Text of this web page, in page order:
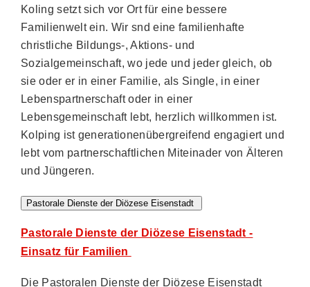
Koling setzt sich vor Ort für eine bessere
Familienwelt ein. Wir snd eine familienhafte
christliche Bildungs-, Aktions- und
Sozialgemeinschaft, wo jede und jeder gleich, ob
sie oder er in einer Familie, als Single, in einer
Lebenspartnerschaft oder in einer
Lebensgemeinschaft lebt, herzlich willkommen ist.
Kolping ist generationenübergreifend engagiert und
lebt vom partnerschaftlichen Miteinader von Älteren
und Jüngeren.
Pastorale Dienste der Diözese Eisenstadt
Pastorale Dienste der Diözese Eisenstadt -
Einsatz für Familien
Die Pastoralen Dienste der Diözese Eisenstadt